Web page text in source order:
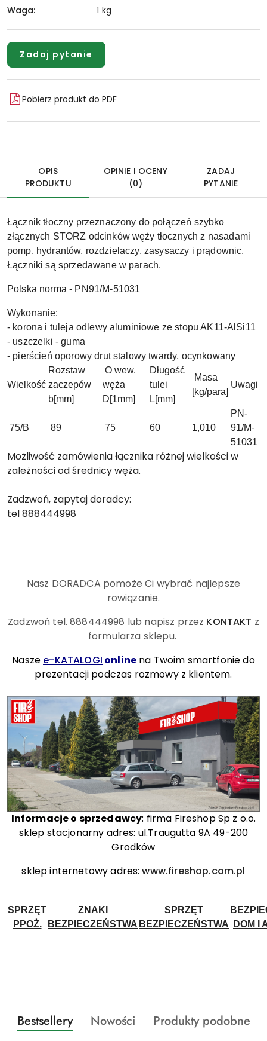
Waga: 1 kg
Zadaj pytanie
Pobierz produkt do PDF
OPIS
PRODUKTU
OPINIE I OCENY
(0)
ZADAJ
PYTANIE
Łącznik tłoczny przeznaczony do połączeń szybko
złącznych STORZ odcinków węży tłocznych z nasadami
pomp, hydrantów, rozdzielaczy, zasysaczy i prądownic.
Łączniki są sprzedawane w parach.
Polska norma - PN91/M-51031
Wykonanie:
- korona i tuleja odlewy aluminiowe ze stopu AK11-AlSi11
- uszczelki - guma
- pierścień oporowy drut stalowy twardy, ocynkowany
Wielkość
Rozstaw
zaczepów
b[mm]
O wew.
węża
D[1mm]
Długość
tulei
L[mm]
Masa
[kg/para]
Uwagi
75/B 89 75 60 1,010
PN-
91/M-
51031
Możliwość zamówienia łącznika różnej wielkości w
zależności od średnicy węża.
Zadzwoń, zapytaj doradcy:
tel 888444998
Nasz DORADCA pomoże Ci wybrać najlepsze
rowiązanie.
Zadzwoń tel. 888444998 lub napisz przez KONTAKT z
formularza sklepu.
Nasze e-KATALOGI online na Twoim smartfonie do
prezentacji podczas rozmowy z klientem.
Informacje o sprzedawcy: firma Fireshop Sp z o.o.
sklep stacjonarny adres: ul.Traugutta 9A 49-200
Grodków
sklep internetowy adres:www.fireshop.com.pl
SPRZĘT
PPOŻ.
ZNAKI
BEZPIECZEŃSTWA
SPRZĘT
BEZPIECZEŃSTWA
DOM I
Pomiń karuzelę produktów
Produkty
o
Bestsellery
Produkty
Nowości
Produkty
Produkty podobne